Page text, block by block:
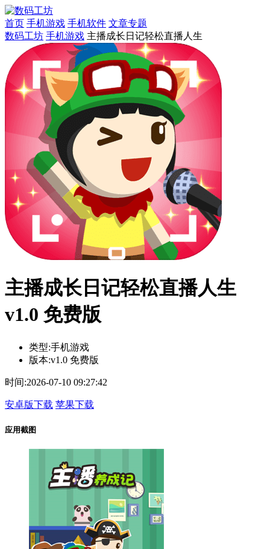
首页 手机游戏 手机软件 文章专题
数码工坊 手机游戏 主播成长日记轻松直播人生
主播成长日记轻松直播人生
v1.0 免费版
类型:手机游戏
版本:v1.0 免费版
时间:2026-07-10 09:27:42
安卓版下载 苹果下载
应用截图